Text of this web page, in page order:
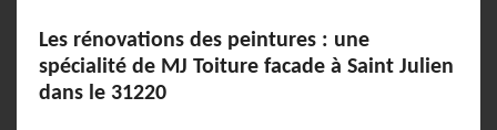
Les rénovations des peintures : une
spécialité de MJ Toiture facade à Saint Julien
dans le 31220